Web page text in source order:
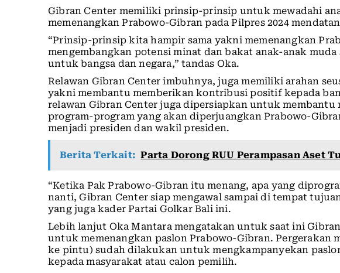
Gibran Center memiliki prinsip-prinsip untuk mewadahi
memenangkan Prabowo-Gibran pada Pilpres 2024
“Prinsip-prinsip kita hampir sama yakni memenangkan
mengembangkan potensi minat dan bakat anak-anak
untuk bangsa dan negara,” tandas Oka.
Relawan Gibran Center imbuhnya, juga memiliki arahan
yakni membantu memberikan kontribusi positif kepada
relawan Gibran Center juga dipersiapkan untuk membantu
program-program yang akan diperjuangkan Prabowo-
menjadi presiden dan wakil presiden.
Berita Terkait: Parta Dorong RUU Perampasan Aset
“Ketika Pak Prabowo-Gibran itu menang, apa yang
nanti, Gibran Center siap mengawal sampai di tempat
yang juga kader Partai Golkar Bali ini.
Lebih lanjut Oka Mantara mengatakan untuk saat ini
untuk memenangkan paslon Prabowo-Gibran. Pergerakan
ke pintu) sudah dilakukan untuk mengkampanyekan
kepada masyarakat atau calon pemilih.